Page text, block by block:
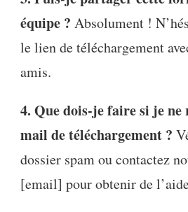
équipe ? Absolument !
le lien de téléchargement
amis.
4. Que dois-je faire si je ne
mail de téléchargement ?
dossier spam ou contactez
[email] pour obtenir de